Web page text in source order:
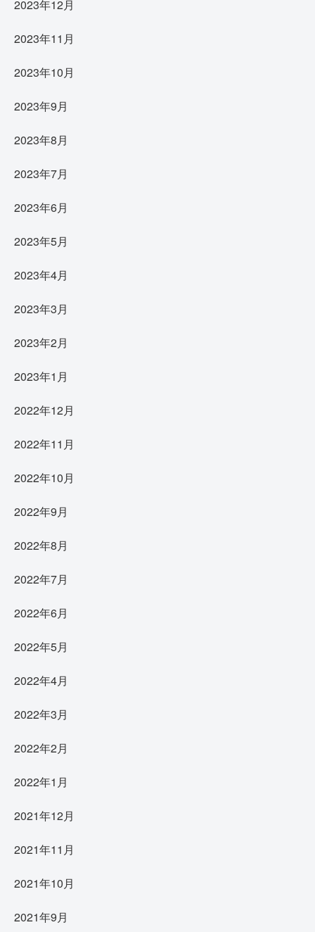
2023年12月
2023年11月
2023年10月
2023年9月
2023年8月
2023年7月
2023年6月
2023年5月
2023年4月
2023年3月
2023年2月
2023年1月
2022年12月
2022年11月
2022年10月
2022年9月
2022年8月
2022年7月
2022年6月
2022年5月
2022年4月
2022年3月
2022年2月
2022年1月
2021年12月
2021年11月
2021年10月
2021年9月